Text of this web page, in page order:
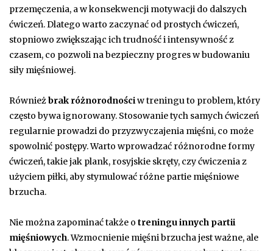
przemęczenia, a w konsekwencji motywacji do dalszych
ćwiczeń. Dlatego warto zaczynać od prostych ćwiczeń,
stopniowo zwiększając ich trudność i intensywność z
czasem, co pozwoli na bezpieczny progres w budowaniu
siły mięśniowej.
Równieżbrak różnorodnościw treningu to problem, który
często bywa ignorowany. Stosowanie tych samych ćwiczeń
regularnie prowadzi do przyzwyczajenia mięśni, co może
spowolnić postępy. Warto wprowadzać różnorodne formy
ćwiczeń, takie jak plank, rosyjskie skręty, czy ćwiczenia z
użyciem piłki, aby stymulować różne partie mięśniowe
brzucha.
Nie można zapominać także o treningu innych partii
mięśniowych. Wzmocnienie mięśni brzucha jest ważne, ale